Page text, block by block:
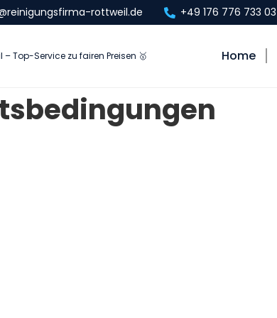
rottweil.de +49 176 776 733 03
Top-Service zu fairen Preisen 🥇 Home